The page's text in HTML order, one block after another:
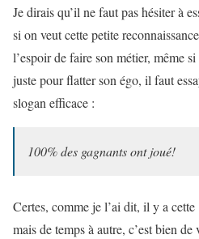
Je dirais qu’il ne faut pas hésiter à
si on veut cette petite
l’espoir de faire son métier, même
juste pour flatter son égo, il faut
slogan efficace :
100% des gagnants ont joué!
Certes, comme je l’ai dit, il y a cette
mais de temps à autre, c’est bien